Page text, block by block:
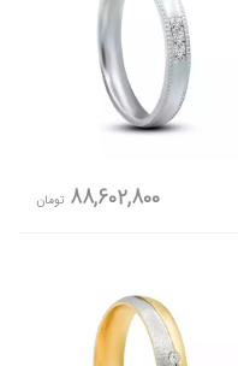
88,602,800 تومان